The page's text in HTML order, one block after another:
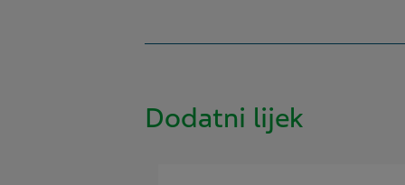
Dodatni lijek